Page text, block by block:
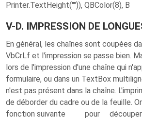
Printer.TextHeight("")), QBColor(8), B
V-D. IMPRESSION DE
En général, les chaînes sont coupées
VbCrLf et l'impression se passe bien.
lors de l'impression d'une chaîne qui
formulaire, ou dans un TextBox
n'est pas présent dans la chaîne.
de déborder du cadre ou de la feuille.
fonction suivante pour